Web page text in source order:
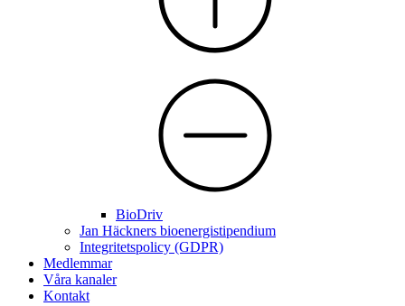
BioDriv
Jan Häckners bioenergistipendium
Integritetspolicy (GDPR)
Medlemmar
Våra kanaler
Kontakt